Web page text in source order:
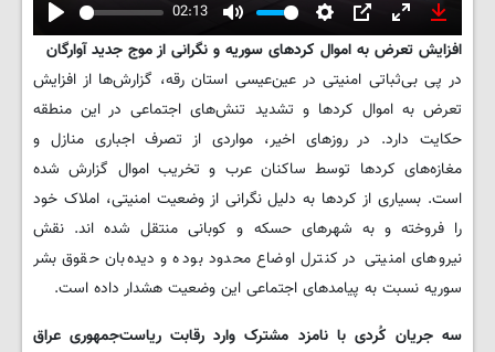
Play
02:13
Mute Settings
PIP Enter
fullscreen
افزایش تعرض به اموال کردهای سوریه و نگرانی از موج جدید آوارگان
در پی بی‌ثباتی امنیتی در عین‌عیسی استان رقه، گزارش‌ها از افزایش
تعرض به اموال کردها و تشدید تنش‌های اجتماعی در این منطقه
حکایت دارد. در روزهای اخیر، مواردی از تصرف اجباری منازل و
مغازه‌های کردها توسط ساکنان عرب و تخریب اموال گزارش شده
است. بسیاری از کردها به دلیل نگرانی از وضعیت امنیتی، املاک خود
را فروخته و به شهرهای حسکه و کوبانی منتقل شده اند. نقش
نیروهای امنیتی در کنترل اوضاع محدود بوده و دیده‌بان حقوق بشر
سوریه نسبت به پیامدهای اجتماعی این وضعیت هشدار داده است.
سه جریان کُردی با نامزد مشترک وارد رقابت ریاست‌جمهوری عراق